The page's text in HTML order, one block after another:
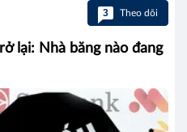
3 Theo dõi
lại: Nhà băng nào đang